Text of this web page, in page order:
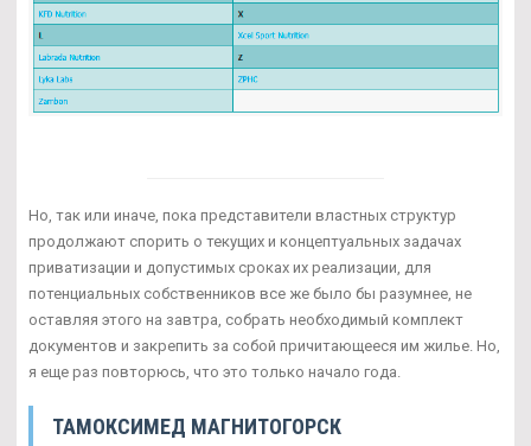
Но, так или иначе, пока представители властных структур
продолжают спорить о текущих и концептуальных задачах
приватизации и допустимых сроках их реализации, для
потенциальных собственников все же было бы разумнее, не
оставляя этого на завтра, собрать необходимый комплект
документов и закрепить за собой причитающееся им жилье. Но,
я еще раз повторюсь, что это только начало года.
ТАМОКСИМЕД МАГНИТОГОРСК